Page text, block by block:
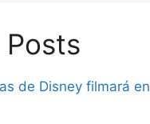
Posts
de Disney filmará en